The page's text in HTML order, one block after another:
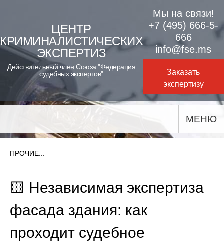
content
ЦЕНТР
КРИМИНАЛИСТИЧЕСКИХ
ЭКСПЕРТИЗ
Действительный член Союза "Федерация
судебных экспертов"
Мы на связи!
+7 (495) 666-5-
666
info@fse.ms
Заказать
экспертизу
МЕНЮ
ПРОЧИЕ...
🟨 Независимая экспертиза
фасада здания: как
проходит судебное